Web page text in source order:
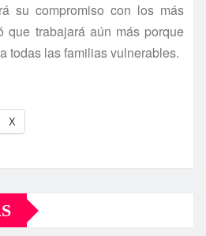
su compromiso con los más
que trabajará aún más porque
todas las familias vulnerables.
X